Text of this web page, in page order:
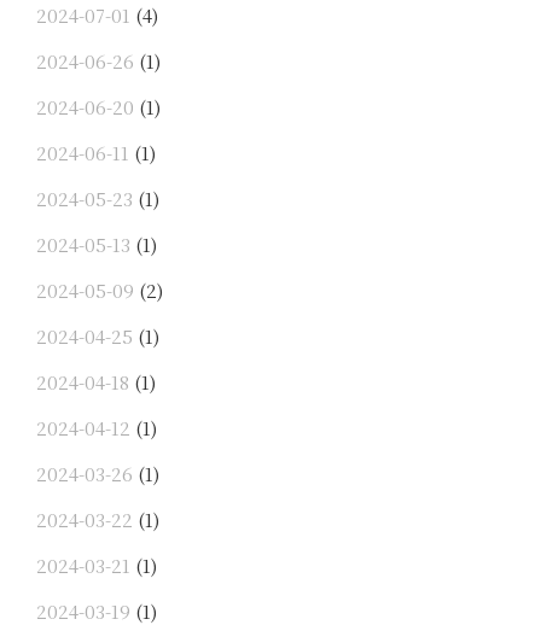
2024-07-01 (4)
2024-06-26 (1)
2024-06-20 (1)
2024-06-11 (1)
2024-05-23 (1)
2024-05-13 (1)
2024-05-09 (2)
2024-04-25 (1)
2024-04-18 (1)
2024-04-12 (1)
2024-03-26 (1)
2024-03-22 (1)
2024-03-21 (1)
2024-03-19 (1)